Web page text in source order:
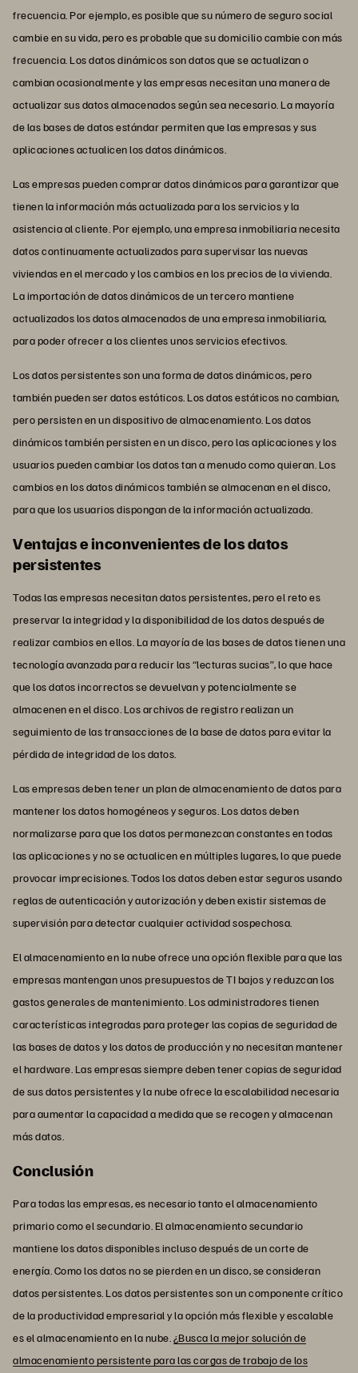
frecuencia. Por ejemplo, es posible que su número de seguro social
cambie en su vida, pero es probable que su domicilio cambie con más
frecuencia. Los datos dinámicos son datos que se actualizan o
cambian ocasionalmente y las empresas necesitan una manera de
actualizar sus datos almacenados según sea necesario. La mayoría
de las bases de datos estándar permiten que las empresas y sus
aplicaciones actualicen los datos dinámicos.
Las empresas pueden comprar datos dinámicos para garantizar que
tienen la información más actualizada para los servicios y la
asistencia al cliente. Por ejemplo, una empresa inmobiliaria necesita
datos continuamente actualizados para supervisar las nuevas
viviendas en el mercado y los cambios en los precios de la vivienda.
La importación de datos dinámicos de un tercero mantiene
actualizados los datos almacenados de una empresa inmobiliaria,
para poder ofrecer a los clientes unos servicios efectivos.
Los datos persistentes son una forma de datos dinámicos, pero
también pueden ser datos estáticos. Los datos estáticos no cambian,
pero persisten en un dispositivo de almacenamiento. Los datos
dinámicos también persisten en un disco, pero las aplicaciones y los
usuarios pueden cambiar los datos tan a menudo como quieran. Los
cambios en los datos dinámicos también se almacenan en el disco,
para que los usuarios dispongan de la información actualizada.
Ventajas e inconvenientes de los datos
persistentes
Todas las empresas necesitan datos persistentes, pero el reto es
preservar la integridad y la disponibilidad de los datos después de
realizar cambios en ellos. La mayoría de las bases de datos tienen una
tecnología avanzada para reducir las “lecturas sucias”, lo que hace
que los datos incorrectos se devuelvan y potencialmente se
almacenen en el disco. Los archivos de registro realizan un
seguimiento de las transacciones de la base de datos para evitar la
pérdida de integridad de los datos.
Las empresas deben tener un plan de almacenamiento de datos para
mantener los datos homogéneos y seguros. Los datos deben
normalizarse para que los datos permanezcan constantes en todas
las aplicaciones y no se actualicen en múltiples lugares, lo que puede
provocar imprecisiones. Todos los datos deben estar seguros usando
reglas de autenticación y autorización y deben existir sistemas de
supervisión para detectar cualquier actividad sospechosa.
El almacenamiento en la nube ofrece una opción flexible para que las
empresas mantengan unos presupuestos de TI bajos y reduzcan los
gastos generales de mantenimiento. Los administradores tienen
características integradas para proteger las copias de seguridad de
las bases de datos y los datos de producción y no necesitan mantener
el hardware. Las empresas siempre deben tener copias de seguridad
de sus datos persistentes y la nube ofrece la escalabilidad necesaria
para aumentar la capacidad a medida que se recogen y almacenan
más datos.
Conclusión
Para todas las empresas, es necesario tanto el almacenamiento
primario como el secundario. El almacenamiento secundario
mantiene los datos disponibles incluso después de un corte de
energía. Como los datos no se pierden en un disco, se consideran
datos persistentes. Los datos persistentes son un componente crítico
de la productividad empresarial y la opción más flexible y escalable
es el almacenamiento en la nube. ¿Busca la mejor solución de
almacenamiento persistente para las cargas de trabajo de los